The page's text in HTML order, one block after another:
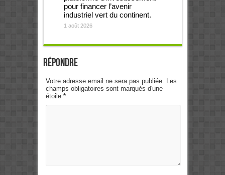
pour financer l’avenir
industriel vert du continent.
1 août 2026
Répondre
Votre adresse email ne sera pas publiée. Les
champs obligatoires sont marqués d'une
étoile *